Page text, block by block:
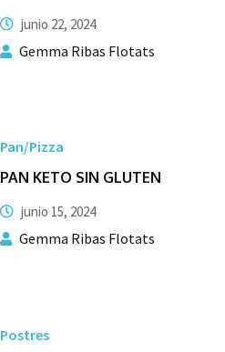
junio 22, 2024
Gemma Ribas Flotats
Pan/Pizza
PAN KETO SIN GLUTEN
junio 15, 2024
Gemma Ribas Flotats
Postres